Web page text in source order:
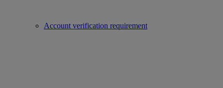
Account verification requirement